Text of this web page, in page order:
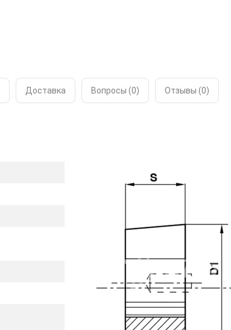
Доставка Вопросы (0) Отзывы (0)